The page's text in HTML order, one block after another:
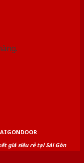
giá siêu rẻ tại Sài Gòn